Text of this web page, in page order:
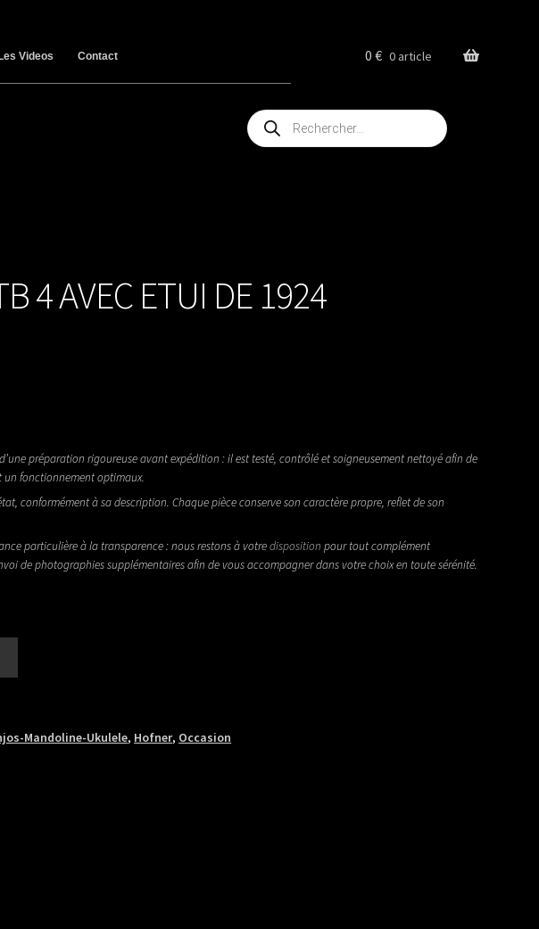
Les Videos Contact 0€ 0 article
Recherche
de
produits
4 AVEC ETUI DE 1924
préparation rigoureuse avant expédition : il est testé, contrôlé et soigneusement nettoyé afin de
fonctionnement optimaux.
conformément à sa description. Chaque pièce conserve son caractère propre, reflet de son
particulière à la transparence : nous restons à votredisposition pour tout complément
de photographies supplémentaires afin de vous accompagner dans votre choix en toute sérénité.
Mandoline-Ukulele, Hofner, Occasion